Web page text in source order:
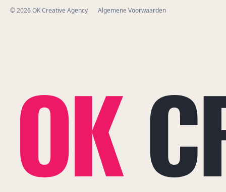
© 2026 OK Creative Agency Algemene Voorwaarden